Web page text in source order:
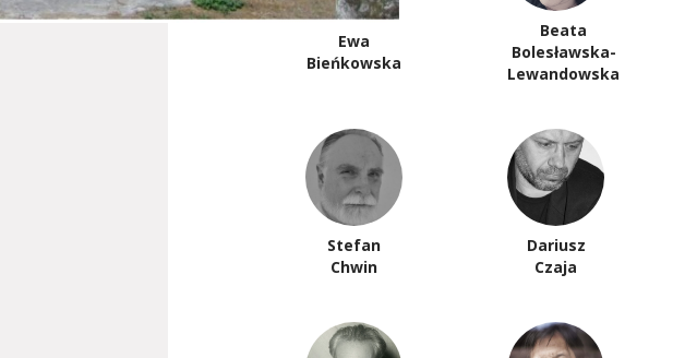
Ewa
Bieńkowska
Beata
Bolesławska-
Lewandowska
Stefan
Chwin
Dariusz
Czaja